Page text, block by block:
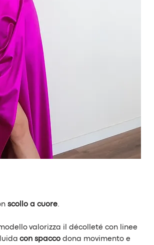
scollo a cuore.
valorizza il décolleté con linee
con spacco dona movimento e